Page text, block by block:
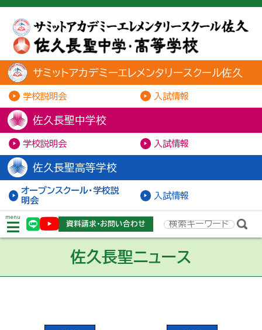
サミットアカデミーエレメンタリースクール佐久
学校説明会 入試情報
佐久長聖中学校
学校説明会 入試情報
佐久長聖高等学校
オープンスクール・学校説
明会
入試情報
menu
資料請求・お問い合わせ
佐久長聖ニュース